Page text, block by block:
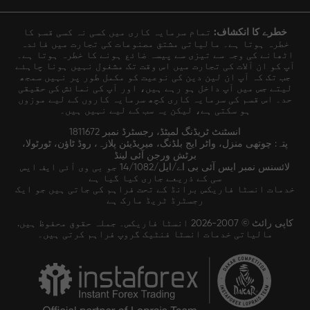
خطرے کا انکشاف: تمام سرمایہ کاری میں کسی نہ کسی قسم کا
خطرہ ہوتا ہے۔ مالیاتی مشتق مصنوعات کی تجارت میں فائدہ
اٹھانے کی وجہ سے تیزی سے پیسہ ضائع ہونے کا خطرہ ہوتا ہے۔
آپ کو ان آلات کی تجارت میں اس وقت تک مشغول نہیں ہونا چاہئے
جب تک کہ آپ ان لین دین کی نوعیت کو مکمل طور پر نہیں سمجھ
لیتے جس میں آپ داخل ہو رہے ہیں، اور آپ کی نمائش کی حقیقی
حد۔ اس قسم کی سرمایہ کاری کچھ سرمایہ کاروں کے لیے موزوں
ہو سکتی ہے، لیکن یہ سب کے لیے نہیں ہیں۔
انسٹنٹ ٹریڈنگ لمیٹڈ، رجسٹرڈ نمبر 1811672
پتہ: چوتھی منزل، واٹر ایج بلڈنگ، میریڈیئن پلازہ، روڈ ٹاؤن، ٹورٹولا،
برٹش ورجن آئی لینڈ
لائسنس نمبر ایس آئی بی اے/ایل/14/1082 جو بی وی آئی ایف ایس
سی کے ذریعے جاری کیا گیا ہے
خدمات انسٹا فاریکس برانڈ کے تحت فراہم کی جاتی ہیں جو ایک
رجسٹرڈ ٹریڈ مارک ہے
کاپی رائٹ © 2007-2026 انسٹا فاریکس۔ جملہ حقوق محفوظ ہیں.
مالیاتی خدمات انسٹا فنٹیک گروپ فراہم کرتی ہیں۔